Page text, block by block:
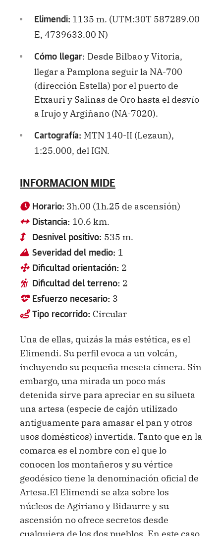
Elimendi: 1135 m. (UTM:30T 587289.00
E, 4739633.00 N)
Cómo llegar: Desde Bilbao y Vitoria,
llegar a Pamplona seguir la NA-700
(dirección Estella) por el puerto de
Etxauri y Salinas de Oro hasta el desvío
a Irujo y Argiñano (NA-7020).
Cartografía: MTN 140-II (Lezaun),
1:25.000, del IGN.
INFORMACION MIDE
Horario: 3h.00 (1h.25 de ascensión)
Distancia: 10.6 km.
Desnivel positivo: 535 m.
Severidad del medio: 1
Dificultad orientación: 2
Dificultad del terreno: 2
Esfuerzo necesario: 3
Tipo recorrido: Circular
Una de ellas, quizás la más estética, es el
Elimendi. Su perfil evoca a un volcán,
incluyendo su pequeña meseta cimera. Sin
embargo, una mirada un poco más
detenida sirve para apreciar en su silueta
una artesa (especie de cajón utilizado
antiguamente para amasar el pan y otros
usos domésticos) invertida. Tanto que en la
comarca es el nombre con el que lo
conocen los montañeros y su vértice
geodésico tiene la denominación oficial de
Artesa.El Elimendi se alza sobre los
núcleos de Agiriano y Bidaurre y su
ascensión no ofrece secretos desde
cualquiera de los dos pueblos. En este caso